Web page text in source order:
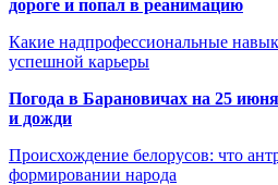
дороге и попал в реанимацию
Какие надпрофессиональные
успешной карьеры
Погода в Барановичах на 25
и дожди
Происхождение белорусов: что
формировании народа